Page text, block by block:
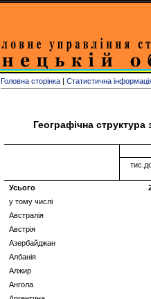
Головна сторінка | Статистична
Географічна структура
Усього
у тому числі
Австралiя
Австрiя
Азербайджан
Албанiя
Алжир
Ангола